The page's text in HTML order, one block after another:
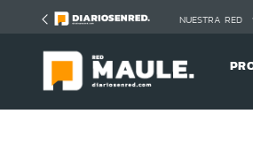
NUESTRA RED